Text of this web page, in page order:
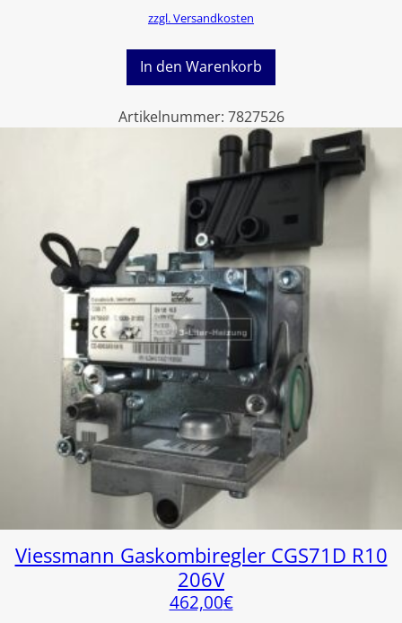
zzgl. Versandkosten
In den Warenkorb
Artikelnummer: 7827526
Viessmann Gaskombiregler CGS71D R10
206V
462,00€